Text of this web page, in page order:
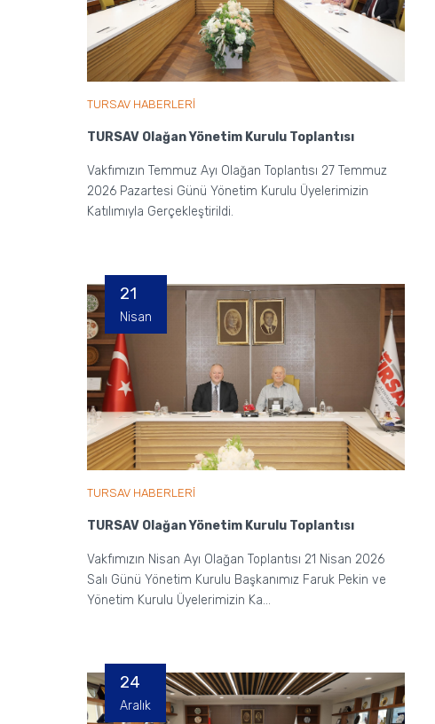
TURSAV HABERLERİ
TURSAV Olağan Yönetim Kurulu Toplantısı
Vakfımızın Temmuz Ayı Olağan Toplantısı 27 Temmuz
2026 Pazartesi Günü Yönetim Kurulu Üyelerimizin
Katılımıyla Gerçekleştirildi.
TURSAV HABERLERİ
TURSAV Olağan Yönetim Kurulu Toplantısı
Vakfımızın Nisan Ayı Olağan Toplantısı 21 Nisan 2026
Salı Günü Yönetim Kurulu Başkanımız Faruk Pekin ve
Yönetim Kurulu Üyelerimizin Ka...
21
Nisan
24
Aralık